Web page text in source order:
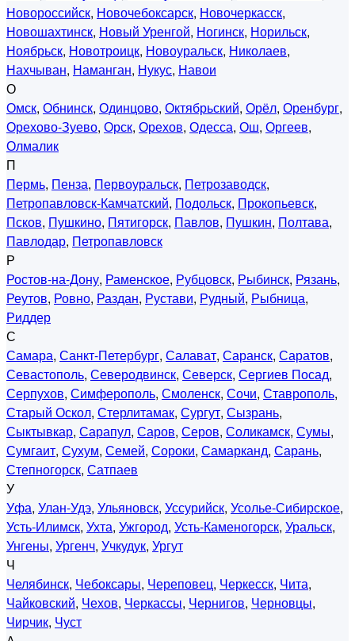
Новороссийск, Новочебоксарск, Новочеркасск,
Новошахтинск, Новый Уренгой, Ногинск, Норильск,
Ноябрьск, Новотроицк, Новоуральск, Николаев,
Нахчыван, Наманган, Нукус, Навои
О
Омск, Обнинск, Одинцово, Октябрьский, Орёл, Оренбург,
Орехово-Зуево, Орск, Орехов, Одесса, Ош, Оргеев,
Олмалик
П
Пермь, Пенза, Первоуральск, Петрозаводск,
Петропавловск-Камчатский, Подольск, Прокопьевск,
Псков, Пушкино, Пятигорск, Павлов, Пушкин, Полтава,
Павлодар, Петропавловск
Р
Ростов-на-Дону, Раменское, Рубцовск, Рыбинск, Рязань,
Реутов, Ровно, Раздан, Рустави, Рудный, Рыбница,
Риддер
С
Самара, Санкт-Петербург, Салават, Саранск, Саратов,
Севастополь, Северодвинск, Северск, Сергиев Посад,
Серпухов, Симферополь, Смоленск, Сочи, Ставрополь,
Старый Оскол, Стерлитамак, Сургут, Сызрань,
Сыктывкар, Сарапул, Саров, Серов, Соликамск, Сумы,
Сумгаит, Сухум, Семей, Сороки, Самарканд, Сарань,
Степногорск, Сатпаев
У
Уфа, Улан-Удэ, Ульяновск, Уссурийск, Усолье-Сибирское,
Усть-Илимск, Ухта, Ужгород, Усть-Каменогорск, Уральск,
Унгены, Ургенч, Учкудук, Ургут
Ч
Челябинск, Чебоксары, Череповец, Черкесск, Чита,
Чайковский, Чехов, Черкассы, Чернигов, Черновцы,
Чирчик, Чуст